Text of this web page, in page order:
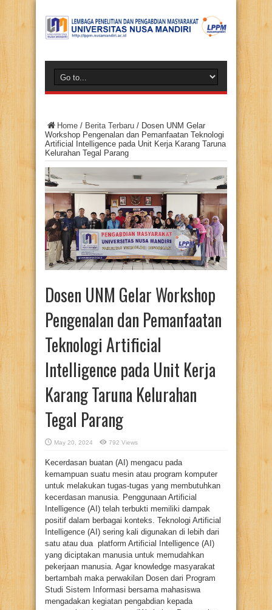
Home / Berita Terbaru / Dosen UNM Gelar
Workshop Pengenalan dan Pemanfaatan Teknologi
Artificial Intelligence pada Unit Kerja Karang Taruna
Kelurahan Tegal Parang
Dosen UNM Gelar Workshop
Pengenalan dan Pemanfaatan
Teknologi Artificial
Intelligence pada Unit Kerja
Karang Taruna Kelurahan
Tegal Parang
May 20, 2024 792 Views
Kecerdasan buatan (AI) mengacu pada
kemampuan suatu mesin atau program komputer
untuk melakukan tugas-tugas yang membutuhkan
kecerdasan manusia. Penggunaan Artificial
Intelligence (AI) telah terbukti memiliki dampak
positif dalam berbagai konteks. Teknologi Artificial
Intelligence (AI) sering kali digunakan di lebih dari
satu atau dua platform Artificial Intelligence (AI)
yang diciptakan manusia untuk memudahkan
pekerjaan manusia. Agar knowledge masyarakat
bertambah maka perwakilan Dosen dari Program
Studi Sistem Informasi bersama mahasiswa
mengadakan kegiatan pengabdian kepada